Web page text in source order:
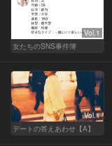
Vol.1
女たちのSNS事件簿
Vol.1
デートの答えあわせ【A】